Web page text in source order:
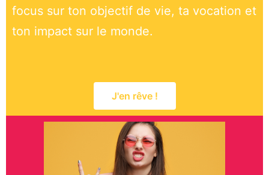
focus sur ton objectif de vie, ta vocation et
ton impact sur le monde.
J'en rêve !